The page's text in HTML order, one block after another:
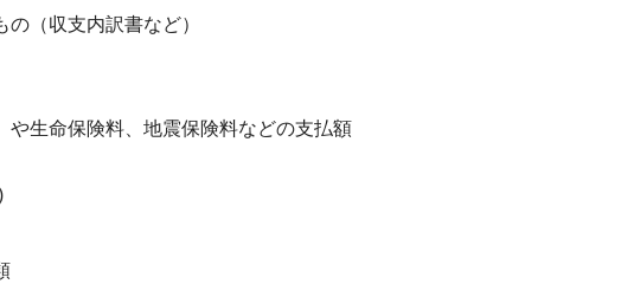
（収支内訳書など）
生命保険料、地震保険料などの支払額